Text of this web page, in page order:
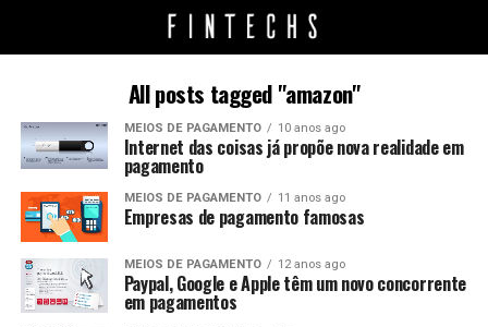
All posts tagged "amazon"
MEIOS DE PAGAMENTO 10 anos ago
Internet das coisas já propõe nova realidade em
pagamento
MEIOS DE PAGAMENTO 11 anos ago
Empresas de pagamento famosas
MEIOS DE PAGAMENTO 12 anos ago
Paypal, Google e Apple têm um novo concorrente
em pagamentos